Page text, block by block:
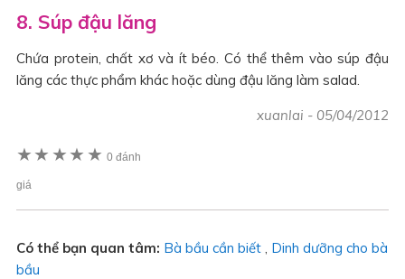
8. Súp đậu lăng
Chứa protein, chất xơ và ít béo. Có thể thêm vào súp đậu
lăng các thực phẩm khác hoặc dùng đậu lăng làm salad.
xuanlai - 05/04/2012
★ ★ ★ ★ ★ 0 đánh
giá
Có thể bạn quan tâm: Bà bầu cần biết, Dinh dưỡng cho bà
bầu